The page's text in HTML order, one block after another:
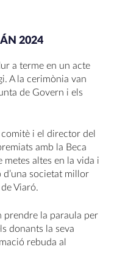
2024
a terme en un acte
A la cerimònia van
de Govern i els
i el director del
amb la Beca
altes en la vida i
societat millor
Viaró.
prendre la paraula per
donants la seva
rebuda al